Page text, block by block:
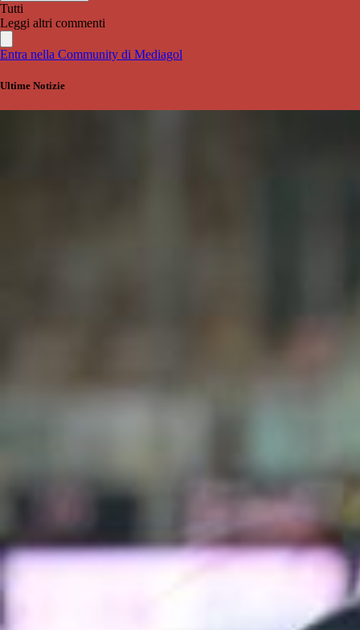
Tutti
Leggi altri commenti
Entra nella Community di Mediagol
Ultime Notizie